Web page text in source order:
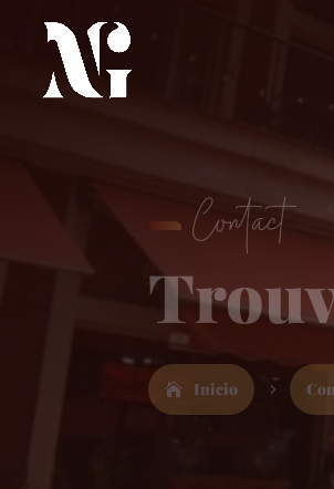
Contact
Inicio 5